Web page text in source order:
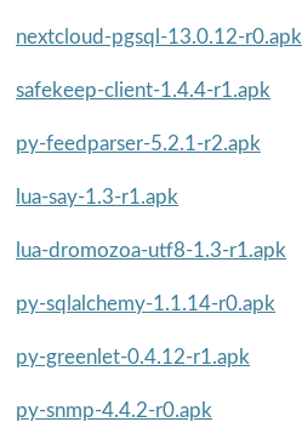
nextcloud-pgsql-13.0.12-r0.apk
safekeep-client-1.4.4-r1.apk
py-feedparser-5.2.1-r2.apk
lua-say-1.3-r1.apk
lua-dromozoa-utf8-1.3-r1.apk
py-sqlalchemy-1.1.14-r0.apk
py-greenlet-0.4.12-r1.apk
py-snmp-4.4.2-r0.apk